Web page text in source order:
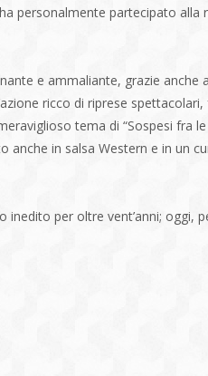
personalmente partecipato alla
e ammaliante, grazie anche
ricco di riprese
tema di “Sospesi fra
anche in salsa Western e in un
per oltre vent’anni; oggi,